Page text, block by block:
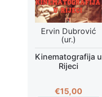
Ervin Dubrović
(ur.)
Kinematografija u
Rijeci
€15,00